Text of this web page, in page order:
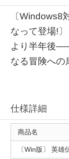
〔Windows8
なって登場!
より半年後
なる冒険への
仕様詳細
商品名
〔Win版〕 英